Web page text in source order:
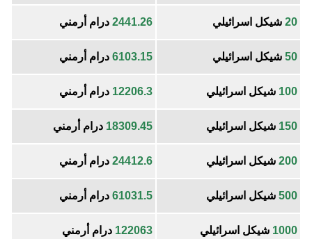
20 شيكل اسرائيلي 2441.26 درام أرمني
50 شيكل اسرائيلي 6103.15 درام أرمني
100 شيكل اسرائيلي 12206.3 درام أرمني
150 شيكل اسرائيلي 18309.45 درام أرمني
200 شيكل اسرائيلي 24412.6 درام أرمني
500 شيكل اسرائيلي 61031.5 درام أرمني
1000 شيكل اسرائيلي 122063 درام أرمني